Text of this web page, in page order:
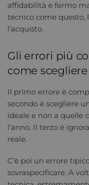
affidabilità e fermo
tecnico come questo,
l’acquisto.
Gli errori più
come
Il primo errore è
secondo è scegliere
ideale e non a quelle
l’anno. Il terzo è
reale.
C’è poi un errore
sovraspecificare. A